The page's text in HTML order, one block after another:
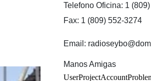
Telefono Oficina: 1
Fax: 1 (809) 552-3274
Email:
Manos Amigas